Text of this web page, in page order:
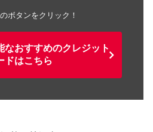
ボタンをクリック！
なおすすめのクレジット
ドはこちら